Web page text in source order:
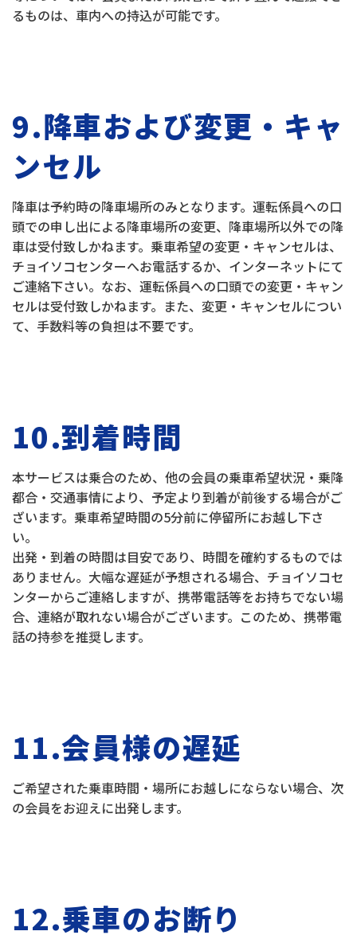
るものは、車内への持込が可能です。
9.降車および変更・キャ
ンセル
降車は予約時の降車場所のみとなります。運転係員への口
頭での申し出による降車場所の変更、降車場所以外での降
車は受付致しかねます。乗車希望の変更・キャンセルは、
チョイソコセンターへお電話するか、インターネットにて
ご連絡下さい。なお、運転係員への口頭での変更・キャン
セルは受付致しかねます。また、変更・キャンセルについ
て、手数料等の負担は不要です。
10.到着時間
本サービスは乗合のため、他の会員の乗車希望状況・乗降
都合・交通事情により、予定より到着が前後する場合がご
ざいます。乗車希望時間の5分前に停留所にお越し下さ
い。
出発・到着の時間は目安であり、時間を確約するものでは
ありません。大幅な遅延が予想される場合、チョイソコセ
ンターからご連絡しますが、携帯電話等をお持ちでない場
合、連絡が取れない場合がございます。このため、携帯電
話の持参を推奨します。
11.会員様の遅延
ご希望された乗車時間・場所にお越しにならない場合、次
の会員をお迎えに出発します。
12.乗車のお断り